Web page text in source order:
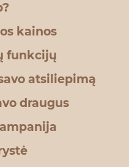
kainos
funkcijų
atsiliepimą
draugus